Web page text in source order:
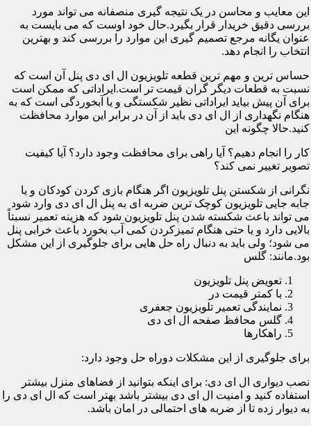
این معایب و محاسن در یک نتیجه گیری منصفانه می تواند مورد
بررسی دقیق خریدار قرار بگیرد.حال خود اوست که می بایست به
عنوان یگانه مرجع تصمیم گیری این موارد را بررسی کند و بهترین
انتخاب را انجام دهد.
حساس ترین و مهم ترین قطعه تلویزیون ال ای دی پنل آن است که
نسبت به قطعات دیگر گران قیمت تر است.ایراداتی که ممکن است
برای آن پیش بیاید ایراداتی نظیر شکستگی و یا آبخوردگی است که به
هنگام نگهداری از ال ای دی باید از آن در برابر این موارد محافظت
کنید.حالا چگونه این
کار را انجام دهیم؟ آیا راهی برای محافظت وجود دارد؟ آیا کیفیت
تصویر تغییر نمی کند؟
نگرانی از شکستن پنل تلویزیون اگر هنگام بازی کردن کودکان و یا
جابه جایی تلویزیون کوچک ترین ضربه ای به پنل ال ای دی وارد شود
می تواند باعث شکسته شدن پنل تلویزیون شود که هزینه تعمیر نسبتاً
بالایی دارد و یا حتی هنگام تمیزکردن کمی آب بخورد باعث خرابی پنل
می شود؛ ولی باید به دنبال راه حل هایی برای جلوگیری از این مشکل
بود.مانند: گلس
تعویض پنل تلویزیون
با کمتر قیمت در
نمایندگی تعمیر تلویزیون جعفری
گلس محافظ صفحه ال ای دی
راهکارها
برای جلوگیری از این مشکلات دوراه حل وجود دارد:
نصب دیواری ال ای دی: برای اینکه بتوانید از فضاهای منزل بیشتر
استفاده کنید و امنیت ال ای دی بیشتر باشد بهتر است که ال ای دی را
به دیوار زده تا از ضربه های احتمالی در امان باشد.